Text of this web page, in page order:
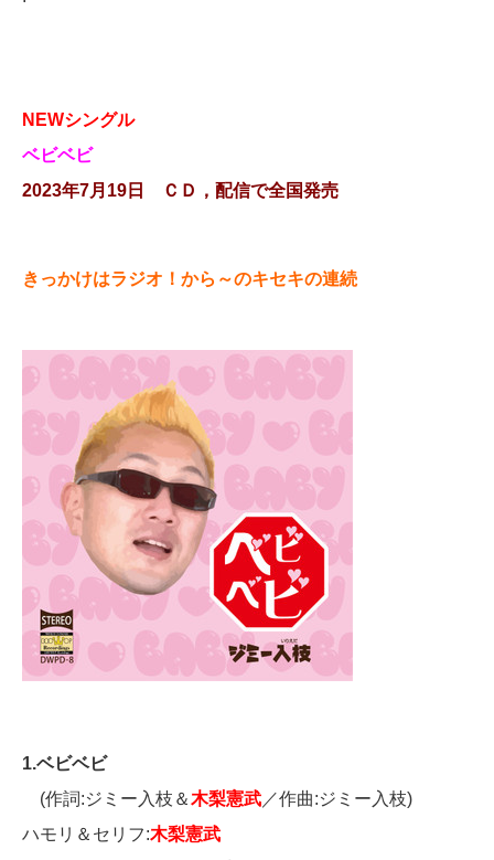
NEWシングル
ベビベビ
2023年7月19日 ＣＤ，配信で全国発売
きっかけはラジオ！から～のキセキの連続
1.ベビベビ
(作詞:ジミー入枝＆木梨憲武 ／作曲:ジミー入枝)
ハモリ＆セリフ:木梨憲武